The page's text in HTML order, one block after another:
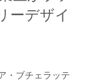
ーデザイ
・ブチェラッテ